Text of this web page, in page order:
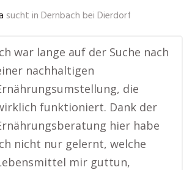
sucht in Dernbach bei Dierdorf
war lange auf der Suche nach
nachhaltigen
die
funktioniert. Dank der
hier habe
nicht nur gelernt, welche
mir guttun,